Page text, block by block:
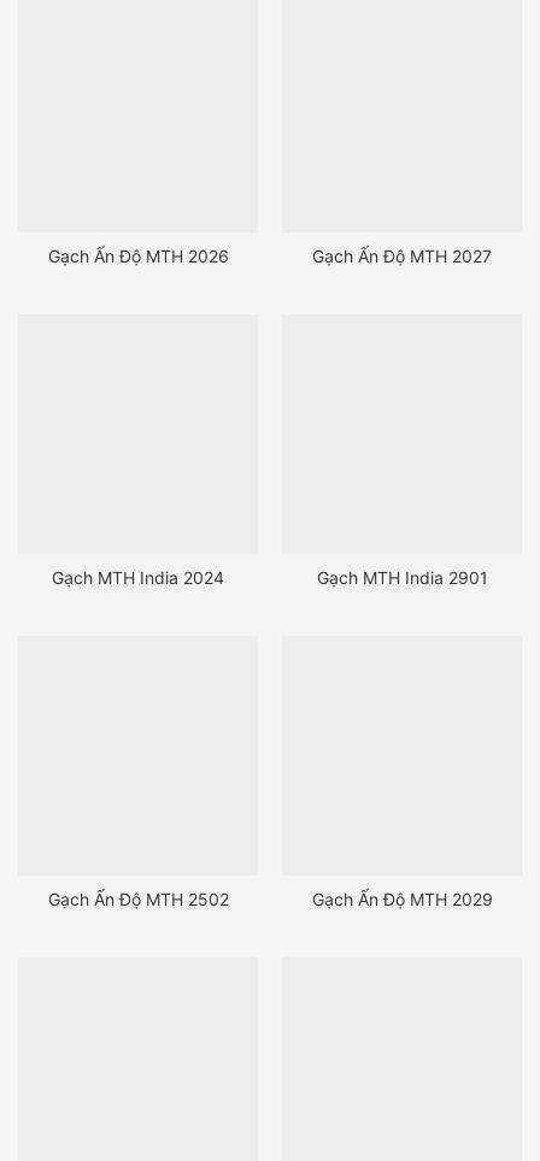
Gạch Ấn Độ MTH 2026 Gạch Ấn Độ MTH 2027
Gạch MTH India 2024 Gạch MTH India 2901
Gạch Ấn Độ MTH 2502 Gạch Ấn Độ MTH 2029